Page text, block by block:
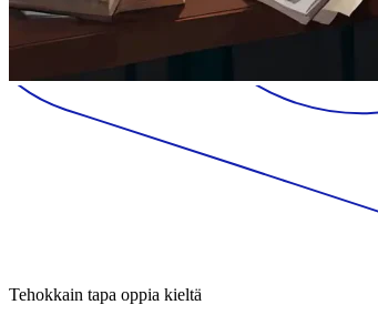
Tehokkain tapa oppia kieltä